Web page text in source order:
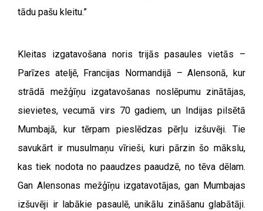
tādu pašu kleitu.”
Kleitas izgatavošana noris trijās pasaules vietās –
Parīzes ateljē, Francijas Normandijā – Alensonā, kur
strādā mežģīņu izgatavošanas noslēpumu zinātājas,
sievietes, vecumā virs 70 gadiem, un Indijas pilsētā
Mumbajā, kur tērpam pieslēdzas pērļu izšuvēji. Tie
savukārt ir musulmaņu vīrieši, kuri pārzin šo mākslu,
kas tiek nodota no paaudzes paaudzē, no tēva dēlam.
Gan Alensonas mežģīņu izgatavotājas, gan Mumbajas
izšuvēji ir labākie pasaulē, unikālu zināšanu glabātāji.